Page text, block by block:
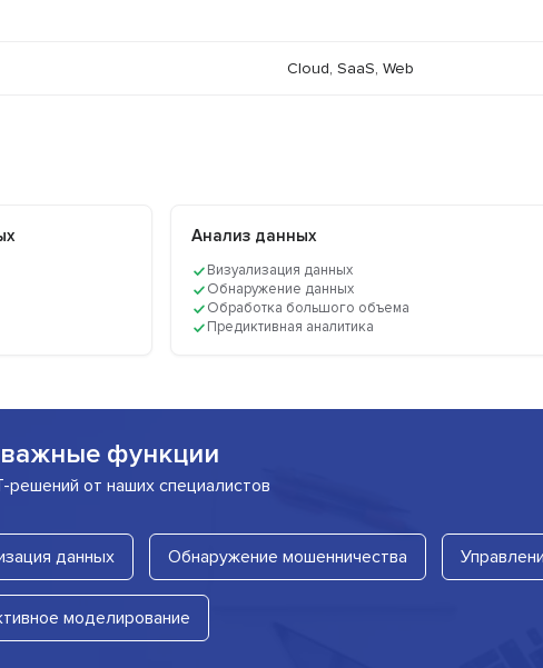
Cloud, SaaS, Web
Анализ данных
Визуализация данных
Обнаружение данных
Обработка большого объема
Предиктивная аналитика
функции
решений от наших специалистов
данных Обнаружение мошенничества
моделирование